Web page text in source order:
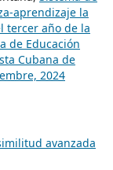
aprendizaje la
tercer año de la
de Educación
Cubana de
2024
avanzada